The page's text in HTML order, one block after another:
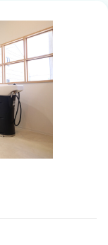
紹介・派遣
詳細条件を変更